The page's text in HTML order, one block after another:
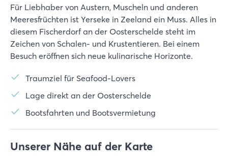
Für Liebhaber von Austern, Muscheln und anderen
Meeresfrüchten ist Yerseke in Zeeland ein Muss. Alles in
diesem Fischerdorf an der Oosterschelde steht im
Zeichen von Schalen- und Krustentieren. Bei einem
Besuch eröffnen sich neue kulinarische Horizonte.
Traumziel für Seafood-Lovers
Lage direkt an der Oosterschelde
Bootsfahrten und Bootsvermietung
Unserer Nähe auf der Karte